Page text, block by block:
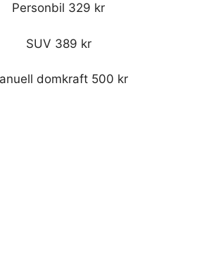
Personbil 329 kr
SUV 389 kr
domkraft 500 kr